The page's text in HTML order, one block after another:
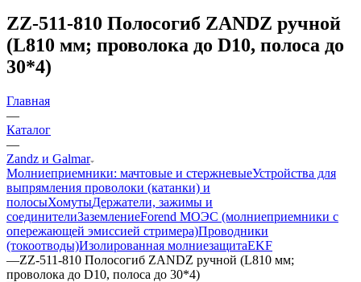
ZZ-511-810 Полосогиб ZANDZ ручной
(L810 мм; проволока до D10, полоса до
30*4)
Главная
—
Каталог
—
Zandz и Galmar
Молниеприемники: мачтовые и стержневыеУстройства для
выпрямления проволоки (катанки) и
полосыХомутыДержатели, зажимы и
соединителиЗаземлениеForend МОЭС (молниеприемники с
опережающей эмиссией стримера)Проводники
(токоотводы)Изолированная молниезащитаEKF
—ZZ-511-810 Полосогиб ZANDZ ручной (L810 мм;
проволока до D10, полоса до 30*4)